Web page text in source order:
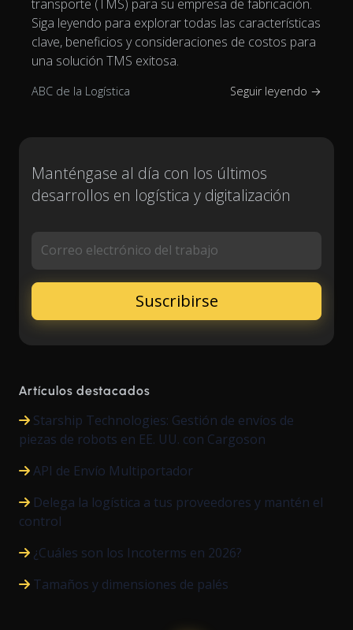
transporte (TMS) para su empresa de fabricación.
Siga leyendo para explorar todas las características
clave, beneficios y consideraciones de costos para
una solución TMS exitosa.
ABC de la Logística Seguir leyendo →
Manténgase al día con los últimos
desarrollos en logística y digitalización
Correo electrónico del trabajo
Artículos destacados
Starship Technologies: Gestión de envíos de
piezas de robots en EE. UU. con Cargoson
API de Envío Multiportador
Delega la logística a tus proveedores y mantén el
control
¿Cuáles son los Incoterms en 2026?
Tamaños y dimensiones de palés